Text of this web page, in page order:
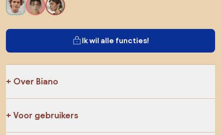
Ik wil alle functies!
Over Biano
Voor gebruikers